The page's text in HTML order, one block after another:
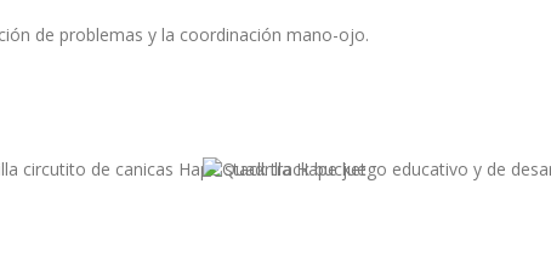
de problemas y la coordinación mano-ojo.